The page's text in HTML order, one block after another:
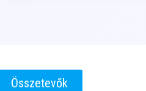
Összetevők